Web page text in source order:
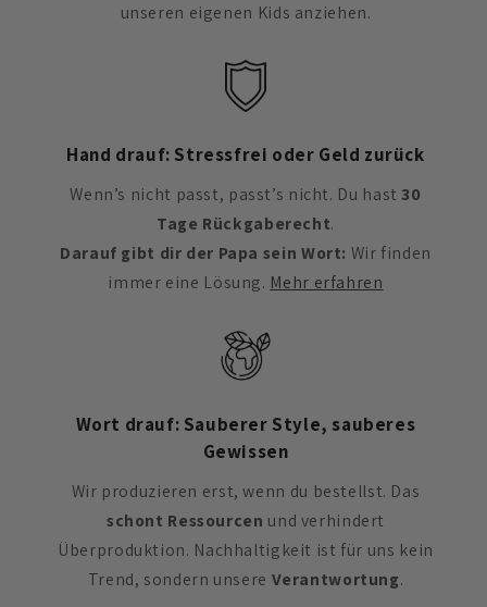
unseren eigenen Kids anziehen.
Hand drauf: Stressfrei oder Geld zurück
Wenn’s nicht passt, passt’s nicht. Du hast30
Tage Rückgaberecht.
Darauf gibt dir der Papa sein Wort: Wir finden
immer eine Lösung. Mehr erfahren
Wort drauf: Sauberer Style, sauberes
Gewissen
Wir produzieren erst, wenn du bestellst. Das
schont Ressourcen und verhindert
Überproduktion. Nachhaltigkeit ist für uns kein
Trend, sondern unsere Verantwortung.